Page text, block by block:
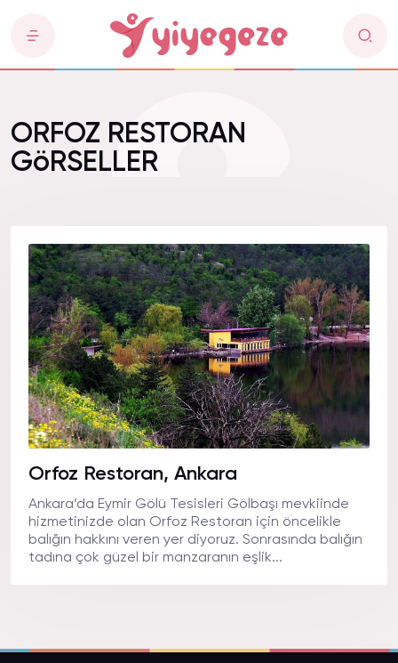
ORFOZ RESTORAN
GöRSELLER
Orfoz Restoran, Ankara
Ankara’da Eymir Gölü Tesisleri Gölbaşı mevkiinde
hizmetinizde olan Orfoz Restoran için öncelikle
balığın hakkını veren yer diyoruz. Sonrasında balığın
tadına çok güzel bir manzaranın eşlik...